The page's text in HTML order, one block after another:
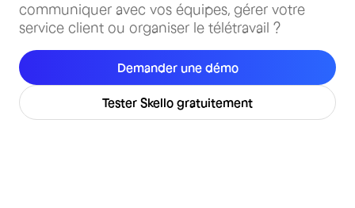
communiquer avec vos équipes, gérer votre
service client ou organiser le télétravail ?
Demander une démo
Tester Skello gratuitement